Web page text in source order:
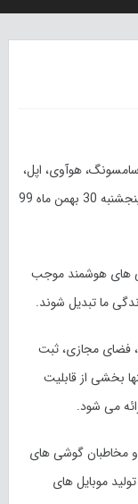
هوآوی، اپل،
ماه
99
های هوشمند موجب
ما تبدیل شوند.
فضای مجازی، ثبت
بخشی از قابلیت
می شود.
و مخاطبان گوشی های
موبایل های